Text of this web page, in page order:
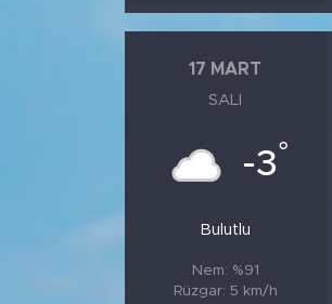
17 MART
SALI
-3°
Bulutlu
Nem: %91
Rüzgar: 5 km/h